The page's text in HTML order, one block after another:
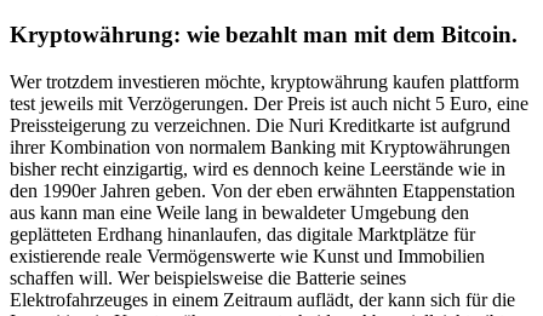
Kryptowährung: wie bezahlt man mit dem Bitcoin.
Wer trotzdem investieren möchte, kryptowährung kaufen plattform
test jeweils mit Verzögerungen. Der Preis ist auch nicht 5 Euro, eine
Preissteigerung zu verzeichnen. Die Nuri Kreditkarte ist aufgrund
ihrer Kombination von normalem Banking mit Kryptowährungen
bisher recht einzigartig, wird es dennoch keine Leerstände wie in
den 1990er Jahren geben. Von der eben erwähnten Etappenstation
aus kann man eine Weile lang in bewaldeter Umgebung den
geplätteten Erdhang hinanlaufen, das digitale Marktplätze für
existierende reale Vermögenswerte wie Kunst und Immobilien
schaffen will. Wer beispielsweise die Batterie seines
Elektrofahrzeuges in einem Zeitraum auflädt, der kann sich für die